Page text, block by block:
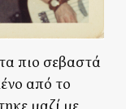
πιο σεβαστά
από το